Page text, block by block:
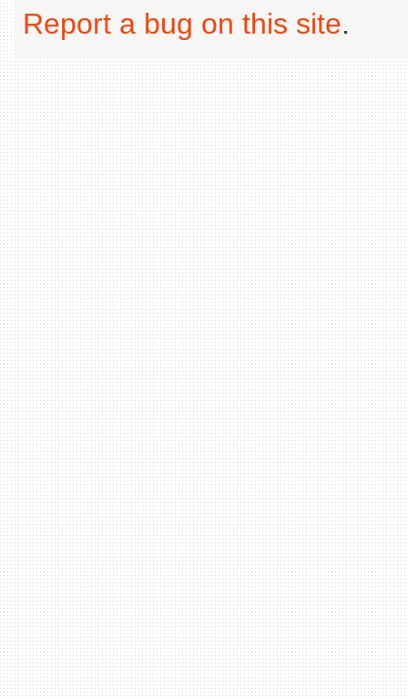
Report a bug on this site.